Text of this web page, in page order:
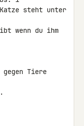
steht unter
wenn du ihm
gegen Tiere